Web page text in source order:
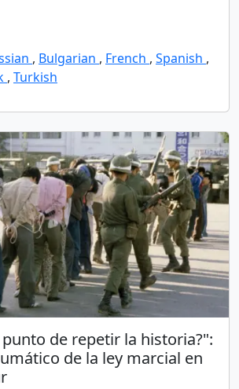
, Bulgarian , French , Spanish ,
, Turkish
punto de repetir la historia?":
de la ley marcial en